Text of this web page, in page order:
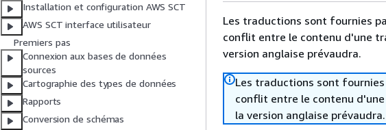
Installation et configuration AWS SCT
AWS SCT interface utilisateur
Premiers pas
Connexion aux bases de données
sources
Cartographie des types de données
Rapports
Conversion de schémas
Les traductions sont fournies
conflit entre le contenu d'une
version anglaise prévaudra.
Les traductions sont
conflit entre le contenu
la version anglaise prévaudra.